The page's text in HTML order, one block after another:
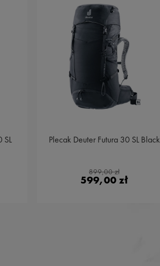
SL
Plecak Deuter Futura 30 SL Black
899,00 zł
599,00 zł